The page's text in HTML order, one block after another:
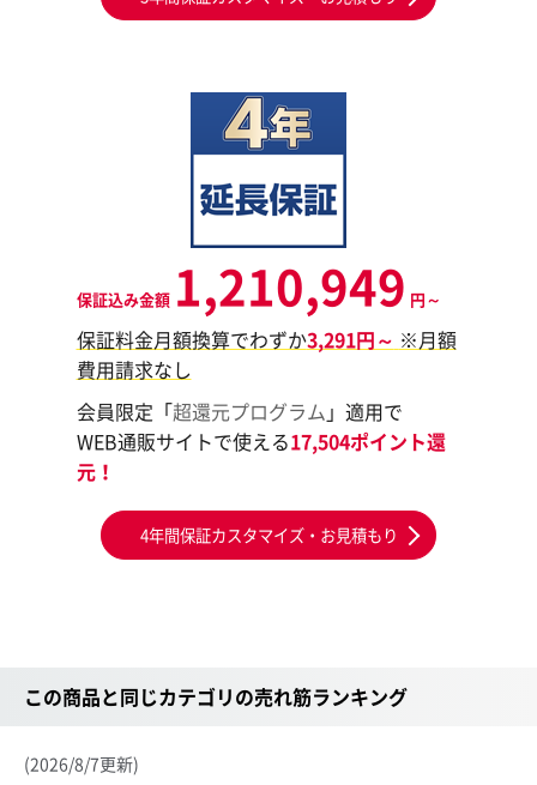
保証込み金額 1,210,949 円～
保証料金月額換算でわずか3,291円～ ※月額
費用請求なし
会員限定「超還元プログラム 」適用で
WEB通販サイトで使える17,504ポイント還
元！
4年間保証カスタマイズ・お見積もり
この商品と同じカテゴリの売れ筋ランキング
(2026/8/7更新)